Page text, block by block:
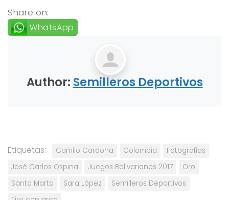
Share on:
WhatsApp
Author: Semilleros Deportivos
Etiquetas: Camilo Cardona Colombia
Fotografías
José Carlos Ospina
Juegos Bolivarianos 2017
Oro
Santa Marta
Sara López
Semilleros Deportivos